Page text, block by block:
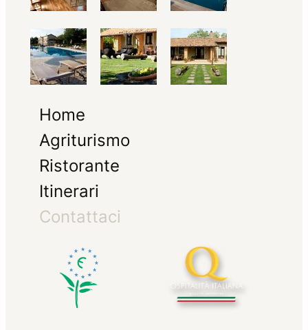
Home
Agriturismo
Ristorante
Itinerari
Contattaci